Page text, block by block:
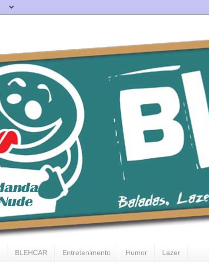
BLEHCAR Entretenimento Humor Lazer